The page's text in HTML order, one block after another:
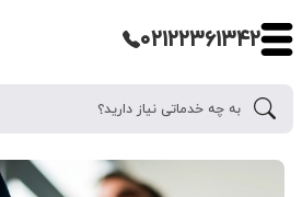
۰۲۱۲۲۳۶۱۳۴۲